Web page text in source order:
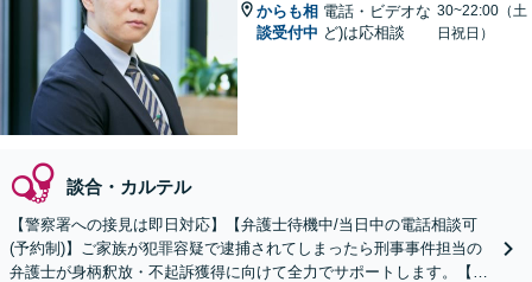
からも相
談受付中
電話・ビデオな
ど)は応相談
30~22:00（土
日祝日）
談合・カルテル
【警察署への接見は即日対応】【弁護士待機中/当日中の電話相談可
(予約制)】ご家族が犯罪容疑で逮捕されてしまったら刑事事件担当の
弁護士が身柄釈放・不起訴獲得に向けて全力でサポートします。【毎